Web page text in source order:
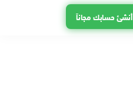
أنشئ حسابك مجاناً